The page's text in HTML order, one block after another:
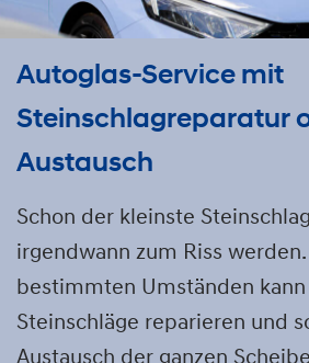
Autoglas-Service mit
Steinschlagreparatur
Austausch
Schon der kleinste
irgendwann zum Riss
bestimmten Umständen kann
Steinschläge reparieren und
Austausch der ganzen